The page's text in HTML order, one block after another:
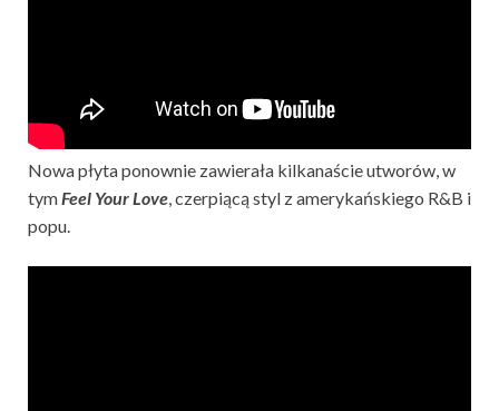
Nowa płyta ponownie zawierała kilkanaście utworów, w
tymFeel Your Love, czerpiącą styl z amerykańskiego R&B i
popu.